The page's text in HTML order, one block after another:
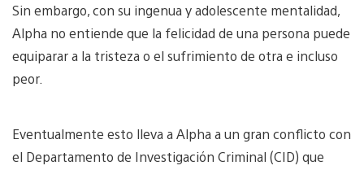
Sin embargo, con su ingenua y adolescente mentalidad,
Alpha no entiende que la felicidad de una persona puede
equiparar a la tristeza o el sufrimiento de otra e incluso
peor.
Eventualmente esto lleva a Alpha a un gran conflicto con
el Departamento de Investigación Criminal (CID) que